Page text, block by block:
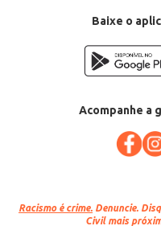
Baixe o
Acompanhe a
Racismo é crime. Denuncie.
Civil mais